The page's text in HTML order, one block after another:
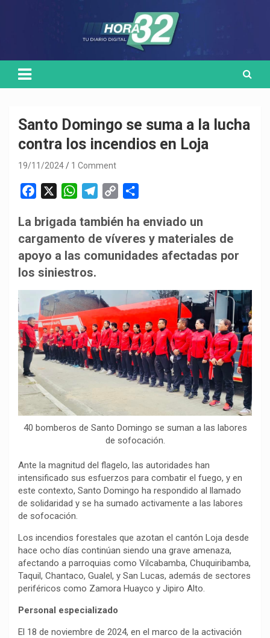
Santo Domingo se suma a la lucha
contra los incendios en Loja
19/11/2024 1 Comment
c
e
b
o
k
W
a
t
s
A
p
l
e
g
m
p
y
L
m
p
a
i
r
La brigada también ha enviado un
cargamento de víveres y materiales de
apoyo a las comunidades afectadas por
los siniestros.
40 bomberos de Santo Domingo se suman a las labores
de sofocación.
Ante la magnitud del flagelo, las autoridades han
intensificado sus esfuerzos para combatir el fuego, y en
este contexto, Santo Domingo ha respondido al llamado
de solidaridad y se ha sumado activamente a las labores
de sofocación.
Los incendios forestales que azotan el cantón Loja desde
hace ocho días continúan siendo una grave amenaza,
afectando a parroquias como Vilcabamba, Chuquiribamba,
Taquil, Chantaco, Gualel, y San Lucas, además de sectores
periféricos como Zamora Huayco y Jipiro Alto.
Personal especializado
El 18 de noviembre de 2024, en el marco de la activación